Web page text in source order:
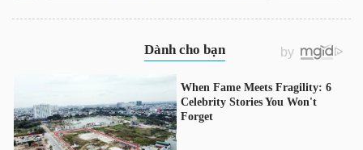
LƯỢNG
NGUYÊN
VẬT